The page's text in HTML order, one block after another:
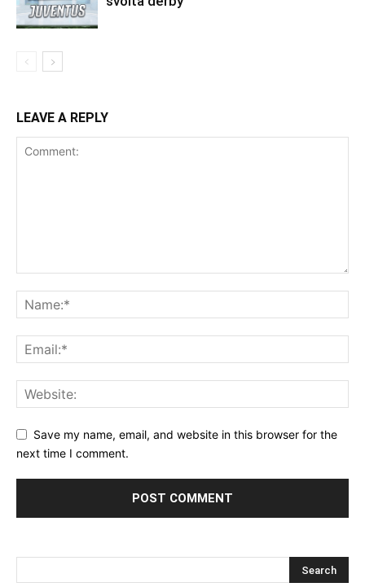
LEAVE A REPLY
Save my name, email, and website in this browser for the
next time I comment.